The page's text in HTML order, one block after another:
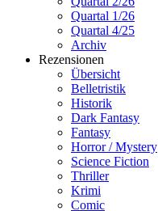
Quartal 1/26
Quartal 4/25
Archiv
Rezensionen
Übersicht
Belletristik
Historik
Dark Fantasy
Fantasy
Horror / Mystery
Science Fiction
Thriller
Krimi
Comic